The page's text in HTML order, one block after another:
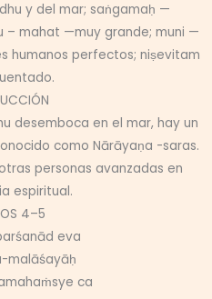
y del mar; saṅgamaḥ —
– mahat —muy grande; muni —
humanos perfectos; niṣevitam
desemboca en el mar, hay un
como Nārāyaṇa -saras.
personas avanzadas en
espiritual.
4–5
eva
malāśayāḥ
ca